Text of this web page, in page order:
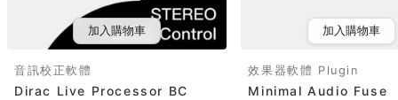
加入購物車
音訊校正軟體
Dirac Live Processor BC
加入購物車
效果器軟體 Plugin
Minimal Audio Fuse